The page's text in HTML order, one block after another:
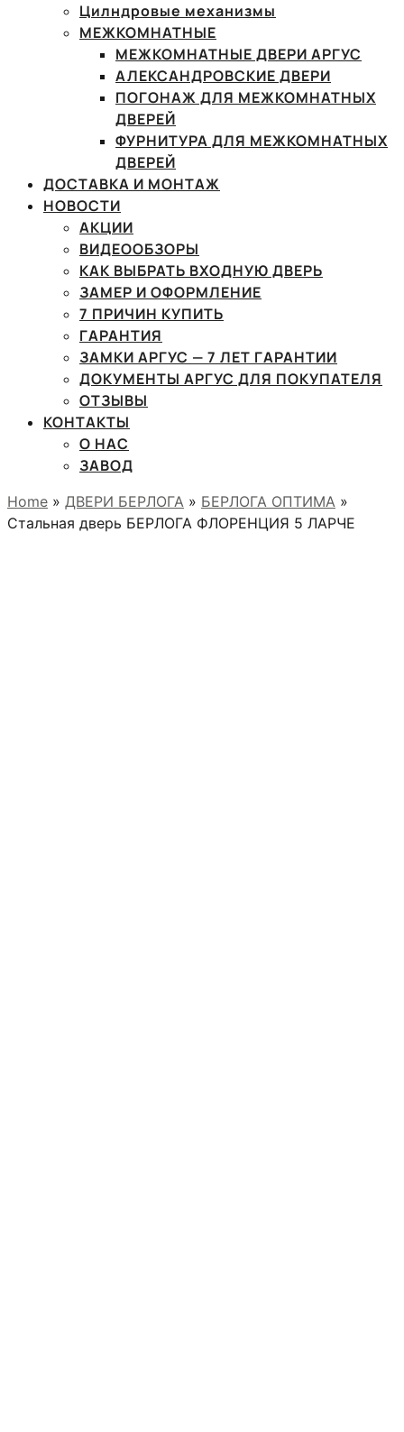
Цилндровые механизмы
МЕЖКОМНАТНЫЕ
МЕЖКОМНАТНЫЕ ДВЕРИ АРГУС
АЛЕКСАНДРОВСКИЕ ДВЕРИ
ПОГОНАЖ ДЛЯ МЕЖКОМНАТНЫХ
ДВЕРЕЙ
ФУРНИТУРА ДЛЯ МЕЖКОМНАТНЫХ
ДВЕРЕЙ
ДОСТАВКА И МОНТАЖ
НОВОСТИ
АКЦИИ
ВИДЕООБЗОРЫ
КАК ВЫБРАТЬ ВХОДНУЮ ДВЕРЬ
ЗАМЕР И ОФОРМЛЕНИЕ
7 ПРИЧИН КУПИТЬ
ГАРАНТИЯ
ЗАМКИ АРГУС — 7 ЛЕТ ГАРАНТИИ
ДОКУМЕНТЫ АРГУС ДЛЯ ПОКУПАТЕЛЯ
ОТЗЫВЫ
КОНТАКТЫ
О НАС
ЗАВОД
Home » ДВЕРИ БЕРЛОГА » БЕРЛОГА ОПТИМА »
Стальная дверь БЕРЛОГА ФЛОРЕНЦИЯ 5 ЛАРЧЕ